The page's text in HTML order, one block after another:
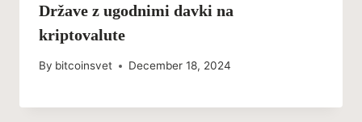
Države z ugodnimi davki na
kriptovalute
By bitcoinsvet December 18, 2024